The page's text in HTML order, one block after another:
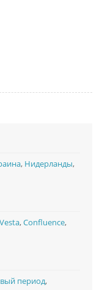
, Нидерланды,
Vesta,Confluence,
период,